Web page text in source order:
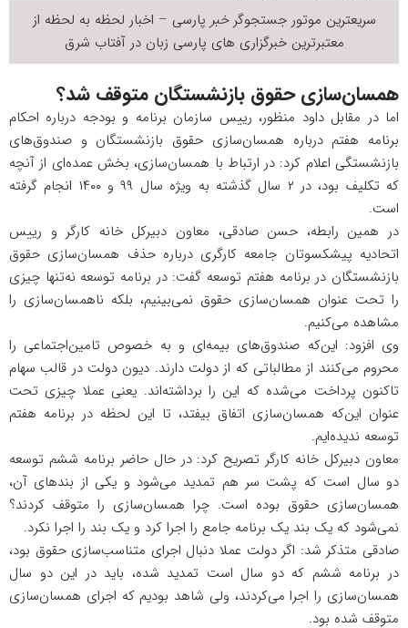
سریعترین موتور جستجوگرخبر پارسی – اخبار لحظه به لحظه از
معتبرترین خبرگزاری های پارسی زبان درآفتاب شرق
همسان‌سازی حقوق بازنشستگان متوقف شد؟
اما در مقابل داود منظور، رییس سازمان برنامه و بودجه درباره احکام
برنامه هفتم درباره همسان‌سازی حقوق بازنشستگان و صندوق‌های
بازنشستگی اعلام کرد: در ارتباط با همسان‌سازی، بخش عمده‌ای از آنچه
که تکلیف بود، در ۲ سال گذشته به ویژه سال ۹۹ و ۱۴۰۰ انجام گرفته
است.
در همین رابطه، حسن صادقی، معاون دبیرکل خانه کارگر و رییس
اتحادیه پیشکسوتان جامعه کارگری درباره حذف همسان‌سازی حقوق
بازنشستگان در برنامه هفتم توسعه گفت: در برنامه توسعه نه‌تنها چیزی
را تحت عنوان همسان‌سازی حقوق نمی‌بینیم، بلکه ناهمسان‌سازی را
مشاهده می‌کنیم.
وی افزود: این‌که صندوق‌های بیمه‌ای و به خصوص تامین‌اجتماعی را
محروم می‌کنند از مطالباتی که از دولت دارند. دیون دولت در قالب سهام
تاکنون پرداخت می‌شده که این را برداشته‌اند. یعنی عملا چیزی تحت
عنوان این‌که همسان‌سازی اتفاق بیفتد، تا این لحظه در برنامه هفتم
توسعه ندیده‌ایم.
معاون دبیرکل خانه کارگر تصریح کرد: در حال حاضر برنامه ششم توسعه
دو سال است که پشت سر هم تمدید می‌شود و یکی از بندهای آن،
همسان‌سازی حقوق بوده است. چرا همسان‌سازی را متوقف کردند؟
نمی‌شود که یک بند یک برنامه جامع را اجرا کرد و یک بند را اجرا نکرد.
صادقی متذکر شد: اگر دولت عملا دنبال اجرای متناسب‌سازی حقوق بود،
در برنامه ششم که دو سال است تمدید شده، باید در این دو سال
همسان‌سازی را اجرا می‌کردند، ولی شاهد بودیم که اجرای همسان‌سازی
متوقف شده بود.